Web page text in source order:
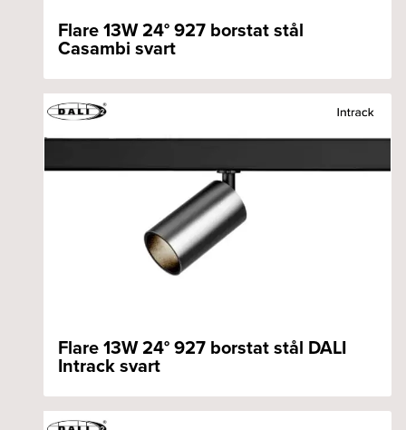
Flare 13W 24° 927 borstat stål
Casambi svart
Flare 13W 24° 927 borstat stål DALI
Intrack svart